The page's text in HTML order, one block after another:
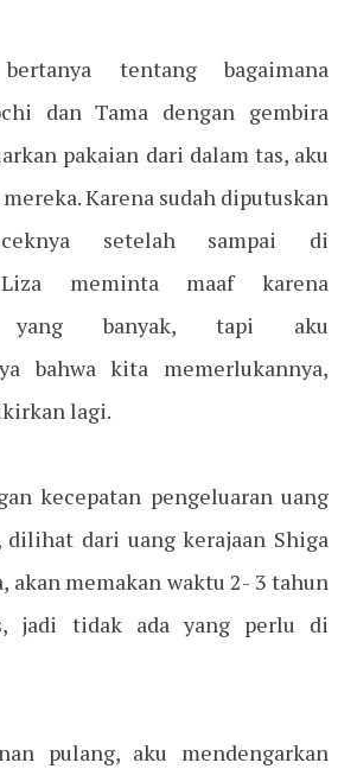
tentang bagaimana
dan Tama dengan gembira
pakaian dari dalam tas, aku
Karena sudah diputuskan
setelah sampai di
Liza meminta maaf karena
yang banyak, tapi aku
bahwa kita memerlukannya,
lagi.
kecepatan pengeluaran uang
dilihat dari uang kerajaan Shiga
akan memakan waktu 2- 3 tahun
jadi tidak ada yang perlu di
pulang, aku mendengarkan